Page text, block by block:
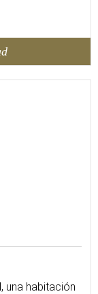
una habitación